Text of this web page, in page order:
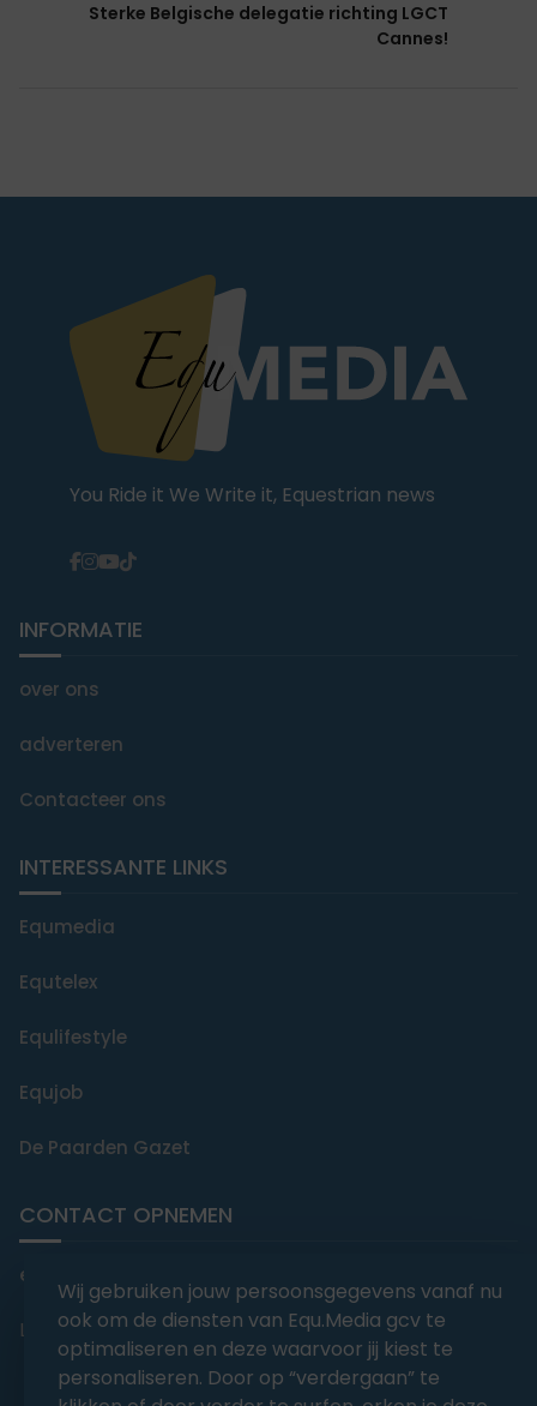
Sterke Belgische delegatie richting LGCT
Cannes!
You Ride it We Write it, Equestrian news
INFORMATIE
over ons
adverteren
Contacteer ons
INTERESSANTE LINKS
Equmedia
Equtelex
Equlifestyle
Equjob
De Paarden Gazet
CONTACT OPNEMEN
editorial@equmedia.be
Langendamdreef 22 9880 Aalter België
Wij gebruiken jouw persoonsgegevens vanaf nu
ook om de diensten van Equ.Media gcv te
optimaliseren en deze waarvoor jij kiest te
personaliseren. Door op “verdergaan” te